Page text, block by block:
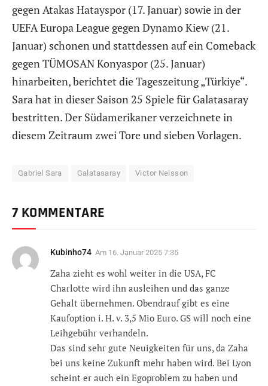
gegen Atakas Hatayspor (17. Januar) sowie in der
UEFA Europa League gegen Dynamo Kiew (21.
Januar) schonen und stattdessen auf ein Comeback
gegen TÜMOSAN Konyaspor (25. Januar)
hinarbeiten, berichtet die Tageszeitung „Türkiye“.
Sara hat in dieser Saison 25 Spiele für Galatasaray
bestritten. Der Südamerikaner verzeichnete in
diesem Zeitraum zwei Tore und sieben Vorlagen.
Gabriel Sara Galatasaray Victor Nelsson
7 KOMMENTARE
Kubinho74 Am 16. Januar 2025 7:35
Zaha zieht es wohl weiter in die USA, FC
Charlotte wird ihn ausleihen und das ganze
Gehalt übernehmen. Obendrauf gibt es eine
Kaufoption i. H. v. 3,5 Mio Euro. GS will noch eine
Leihgebühr verhandeln.
Das sind sehr gute Neuigkeiten für uns, da Zaha
bei uns keine Zukunft mehr haben wird. Bei Lyon
scheint er auch ein Egoproblem zu haben und